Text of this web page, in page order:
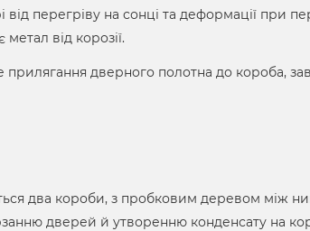
перегріву на сонці та деформації при
від корозії.
прилягання дверного полотна до короба,
два короби, з пробковим деревом між
дверей й утворенню конденсату на